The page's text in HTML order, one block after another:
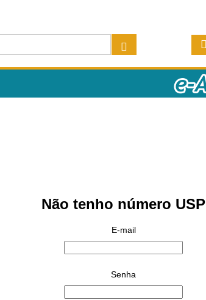
Não tenho número USP
E-mail
Senha